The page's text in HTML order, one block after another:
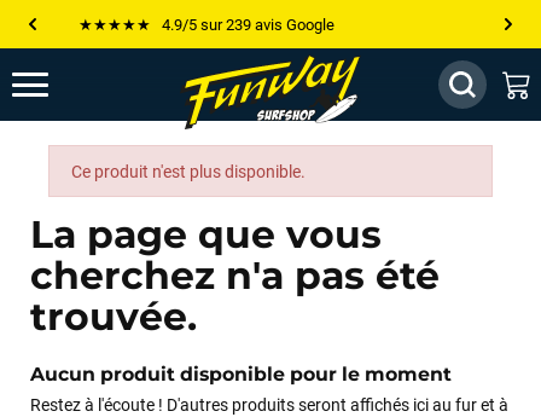
★★★★★ 4.9/5 sur 239 avis Google
Les plus grandes marques sont chez Funway
Jusqu’à -75% de remise sur le windsurf, wingfoil, etc...
💰 Meilleur prix garanti — Moins cher ailleurs ? On s’aligne !
Ce produit n'est plus disponible.
La page que vous
cherchez n'a pas été
trouvée.
Aucun produit disponible pour le moment
Restez à l'écoute ! D'autres produits seront affichés ici au fur et à